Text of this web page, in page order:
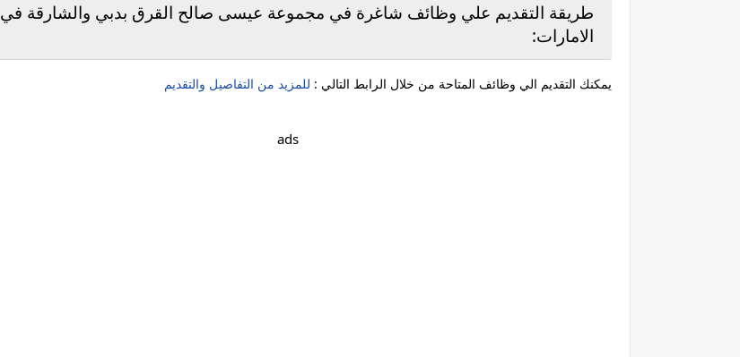
طريقة التقديم علي وظائف شاغرة في مجموعة عيسى صالح القرق بدبي والشارقة في
الامارات:
يمكنك التقديم الي وظائف المتاحة من خلال الرابط التالي : للمزيد من التفاصيل والتقديم
ads